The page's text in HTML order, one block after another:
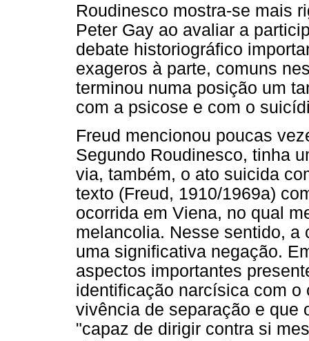
Roudinesco mostra-se mais
Peter Gay ao avaliar a
debate historiográfico
exageros à parte, comuns
terminou numa posição um
com a psicose e com o
Freud mencionou poucas
Segundo Roudinesco, tinha
via, também, o ato suicida
texto (Freud, 1910/1969a)
ocorrida em Viena, no qual
melancolia. Nesse sentido, a
uma significativa negação.
aspectos importantes
identificação narcísica com o
vivência de separação e que
"capaz de dirigir contra si